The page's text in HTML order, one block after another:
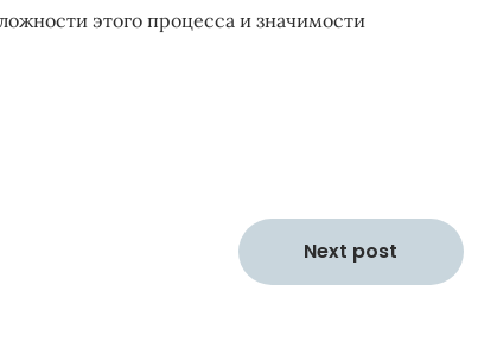
этого процесса и значимости
Next post